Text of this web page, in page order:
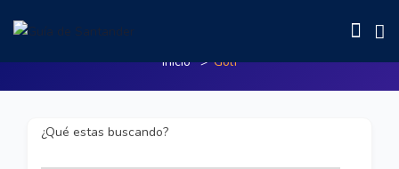
Inicio Golf
¿Qué estas buscando?